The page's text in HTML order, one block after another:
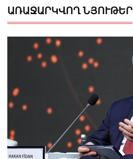
ԱՌԱՋԱՐԿՎՈՂ ՆՅՈՒԹԵՐ